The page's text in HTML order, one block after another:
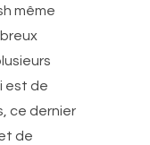
même
est de
ce dernier
de